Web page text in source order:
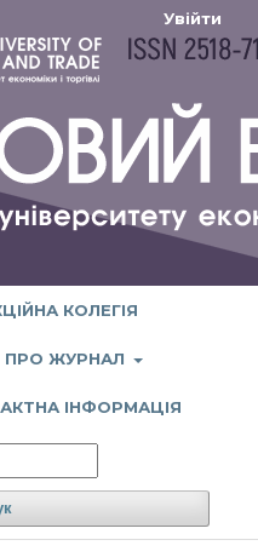
КОЛЕГІЯ
ПРО ЖУРНАЛ
ІНФОРМАЦІЯ
Увійти